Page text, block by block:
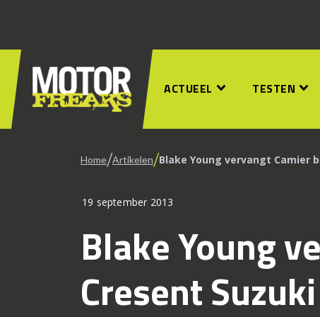
ACTUEEL TESTEN
Home/Artikelen/Blake Young vervangt Camier
19 september 2013
Blake Young
Cresent Suzuki